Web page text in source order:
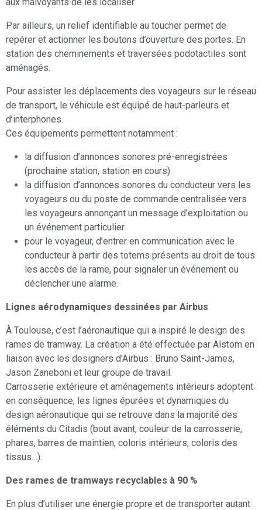
Par ailleurs, un relief identifiable au toucher permet de
repérer et actionner les boutons d’ouverture des portes. En
station des cheminements et traversées podotactiles sont
aménagés.
Pour assister les déplacements des voyageurs sur le réseau
de transport, le véhicule est équipé de haut-parleurs et
d’interphones.
Ces équipements permettent notamment :
la diffusion d’annonces sonores pré-enregistrées
(prochaine station, station en cours).
la diffusion d’annonces sonores du conducteur vers les
voyageurs ou du poste de commande centralisée vers
les voyageurs annonçant un message d’exploitation ou
un événement particulier.
pour le voyageur, d’entrer en communication avec le
conducteur à partir des totems présents au droit de tous
les accès de la rame, pour signaler un événement ou
déclencher une alarme.
Lignes aérodynamiques dessinées par Airbus
À Toulouse, c’est l’aéronautique qui a inspiré le design des
rames de tramway. La création a été effectuée par Alstom en
liaison avec les designers d’Airbus : Bruno Saint-James,
Jason Zaneboni et leur groupe de travail.
Carrosserie extérieure et aménagements intérieurs adoptent
en conséquence, les lignes épurées et dynamiques du
design aéronautique qui se retrouve dans la majorité des
éléments du Citadis (bout avant, couleur de la carrosserie,
phares, barres de maintien, coloris intérieurs, coloris des
tissus…).
Des rames de tramways recyclables à 90 %
En plus d’utiliser une énergie propre et de transporter autant